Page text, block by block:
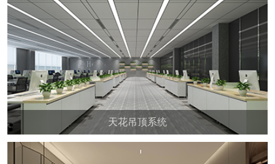
天花吊顶系统